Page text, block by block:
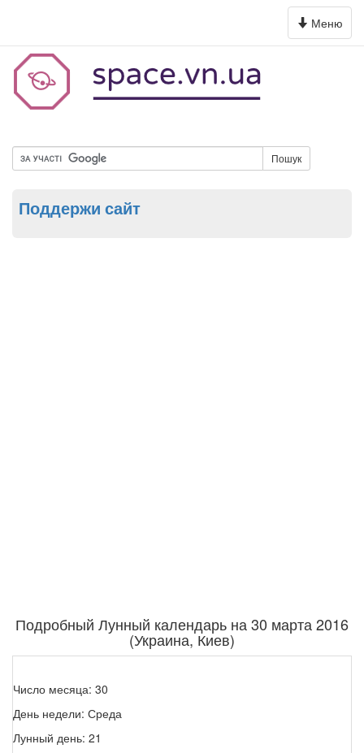
Toggle
navigation
Меню
Пошук
Поддержи сайт
Подробный Лунный календарь на 30 марта 2016
(Украина, Киев)
Число месяца: 30
День недели: Среда
Лунный день: 21